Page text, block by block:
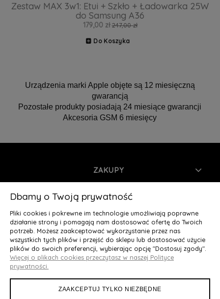
Zestaw MAX 3w1: Etui + Szkło + Ładowarka 25W
do Samsung A36
179,00 zł 247,00 zł
Do Koszyka
Urządzenia marki Apple objęte są 12 miesięczną
gwarancją
Pozostałe produkty posiadają 24 miesiące gwarancji
Akcesoria GSM 6 miesięcy
ZAKUPY
INFORMACJE
MOJE KONTO
O NAS
Deluxury.pl
Dbamy o Twoją prywatność
Pliki cookies i pokrewne im technologie umożliwiają poprawne
działanie strony i pomagają nam dostosować ofertę do Twoich
potrzeb. Możesz zaakceptować wykorzystanie przez nas
wszystkich tych plików i przejść do sklepu lub dostosować użycie
plików do swoich preferencji, wybierając opcję "Dostosuj zgody".
Więcej o plikach cookies przeczytasz w naszej Polityce
prywatności.
ZAAKCEPTUJ TYLKO NIEZBĘDNE